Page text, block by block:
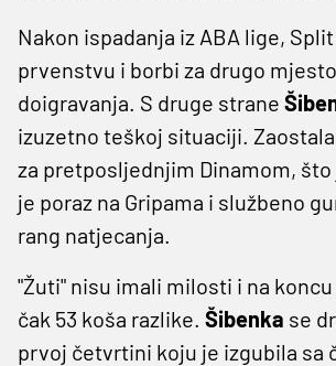
Nakon ispadanja iz ABA lige,
prvenstvu i borbi za drugo
doigravanja. S druge strane
izuzetno teškoj situaciji.
za pretposljednjim Dinamom, što
je poraz na Gripama i službeno
rang natjecanja.
"Žuti" nisu imali milosti i na
čak 53 koša razlike. Šibenka se
prvoj četvrtini koju je izgubila sa